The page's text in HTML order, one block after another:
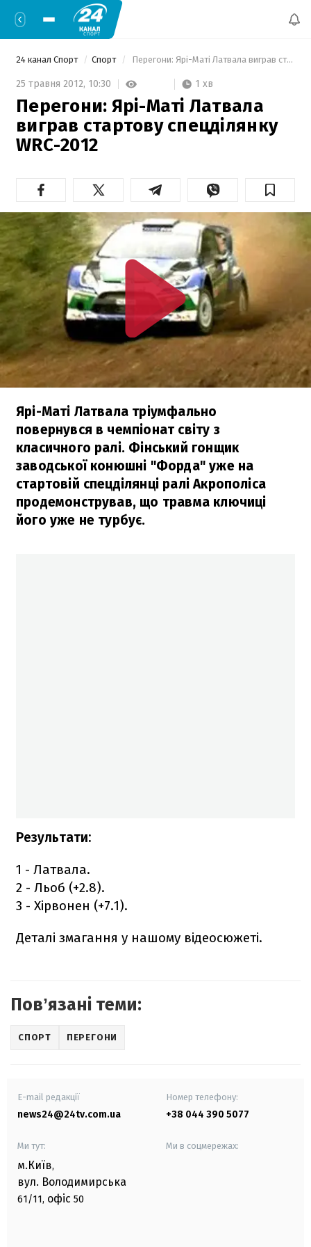
24 канал Спорт Спорт Перегони: Ярі-Маті Латвала виграв стартову спецділянку WRC-2012
25 травня 2012, 10:30 1 хв
Перегони: Ярі-Маті Латвала
виграв стартову спецділянку
WRC-2012
Ярі-Маті Латвала тріумфально
повернувся в чемпіонат світу з
класичного ралі. Фінський гонщик
заводської конюшні "Форда" уже на
стартовій спецділянці ралі Акрополіса
продемонстрував, що травма ключиці
його уже не турбує.
Результати:
1 - Латвала.
2 - Льоб (+2.8).
3 - Хірвонен (+7.1).
Деталі змагання у нашому відеосюжеті.
Повʼязані теми:
СПОРТ ПЕРЕГОНИ
E-mail редакції
news24@24tv.com.ua
Номер телефону:
+38 044 390 5077
Ми тут:
м.Київ,
вул. Володимирська
61/11, офіс 50
Ми в соцмережах: